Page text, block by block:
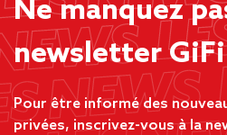
Ne manquez
newsletter GiFi
Pour être informé des
privées, inscrivez-vous à la